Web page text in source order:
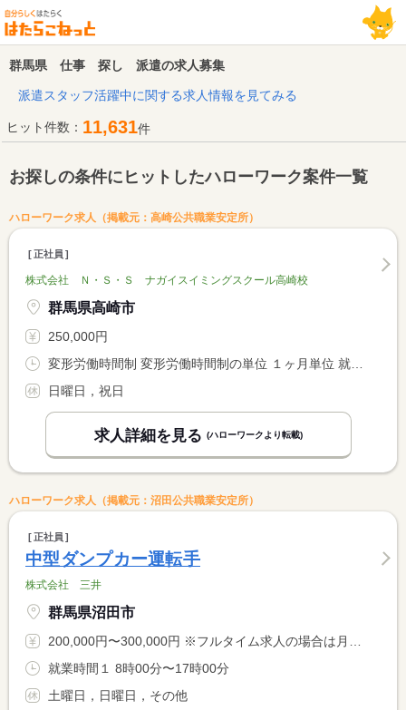
群馬県 仕事 探し 派遣の求人募集
派遣スタッフ活躍中に関する求人情報を見てみる
ヒット件数： 11,631件
お探しの条件にヒットしたハローワーク案件一覧
ハローワーク求人（掲載元：高崎公共職業安定所）
正社員
株式会社 Ｎ・Ｓ・Ｓ ナガイスイミングスクール高崎校
群馬県高崎市
250,000円
日曜日，祝日
求人詳細を見る (ハローワークより転載)
ハローワーク求人（掲載元：沼田公共職業安定所）
正社員
中型ダンプカー運転手
株式会社 三井
群馬県沼田市
200,000円〜300,000円 ※フルタイム求人の場合は月額（換算額）、パート求人の場合は時間額を表示しています。
就業時間１ 8時00分〜17時00分
土曜日，日曜日，その他